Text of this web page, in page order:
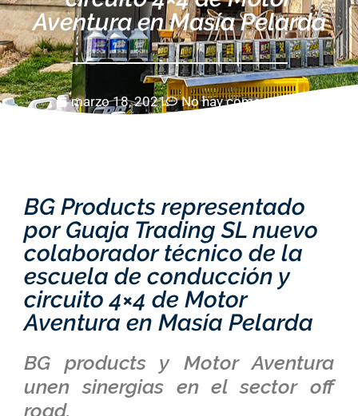
Aventura en Masía Pelarda
marzo 18, 2021 No hay comentarios
BG Products representado
por Guaja Trading SL nuevo
colaborador técnico de la
escuela de conducción y
circuito 4×4 de Motor
Aventura en Masía Pelarda
BG products y Motor Aventura
unen sinergias en el sector off
road.